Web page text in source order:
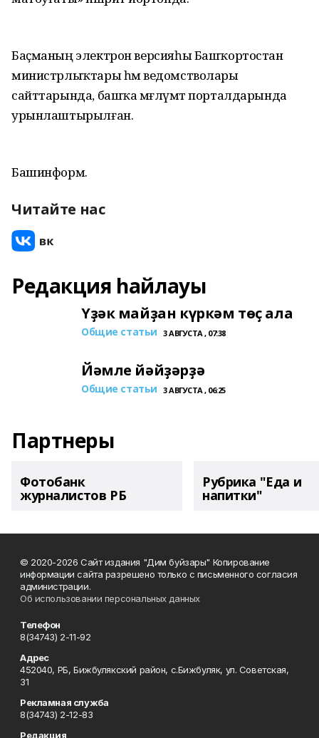
Баҫманың электрон версияһы Башҡортостан
министрлыҡтары һәм ведомстволары
сайттарында, башҡа мәғлүмәт порталдарында
урынлаштырылған.
Башинформ.
Читайте нас
Редакция һайлауы
Үҙәк майҙан күркәм төҫ ала
Общие статьи 3 АВГУСТА , 07:38
Йәмле йәйҙәрҙә
Общие статьи 3 АВГУСТА , 06:25
Партнеры
Фотобанк
журналистов РБ
Рубрика "Еда и
напитки"
© 2020-2026 Сайт издания "Дим буйзары" Копирование
информации сайта разрешено только с письменного согласия
администрации.
Об использовании персональных данных
Телефон
8(34743) 2-11-92
Адрес
452040, РБ, Бижбулякский район, с.Бижбуляк, ул. Советская,
31
Рекламная служба
8(34743) 2-12-83
Редакция